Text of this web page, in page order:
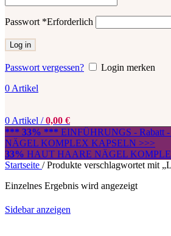
Passwort *Erforderlich
Log in
Passwort vergessen?
Login merken
0 Artikel
0 Artikel / 0,00 €
*** 33% *** EINFÜHRUNGS - Rabatt
NÄGEL KOMPLEX KAPSELN >>>
33% HAUT HAARE NÄGEL
Startseite / Produkte verschlagwortet mit
Einzelnes Ergebnis wird angezeigt
Sidebar anzeigen